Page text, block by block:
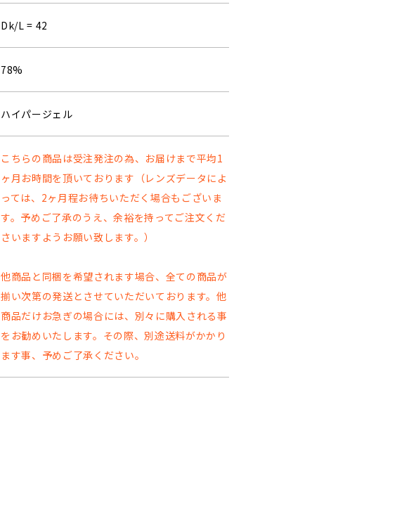
Dk/L = 42
78%
ハイパージェル
こちらの商品は受注発注の為、お届けまで平均1
ヶ月お時間を頂いております（レンズデータによ
っては、2ヶ月程お待ちいただく場合もございま
す。予めご了承のうえ、余裕を持ってご注文くだ
さいますようお願い致します。）
他商品と同梱を希望されます場合、全ての商品が
揃い次第の発送とさせていただいております。他
商品だけお急ぎの場合には、別々に購入される事
をお勧めいたします。その際、別途送料がかかり
ます事、予めご了承ください。